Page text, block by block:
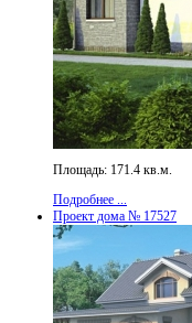
Площадь: 171.4 кв.м.
Подробнее ...
Проект дома № 17527